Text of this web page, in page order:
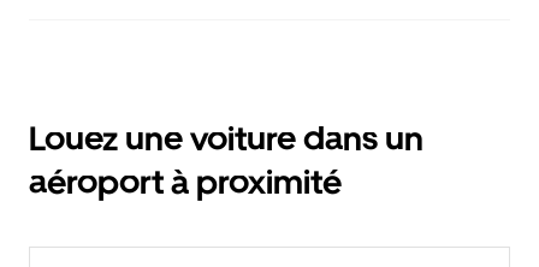
Louez une voiture dans un
aéroport à proximité